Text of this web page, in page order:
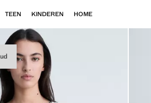
TEEN KINDEREN HOME